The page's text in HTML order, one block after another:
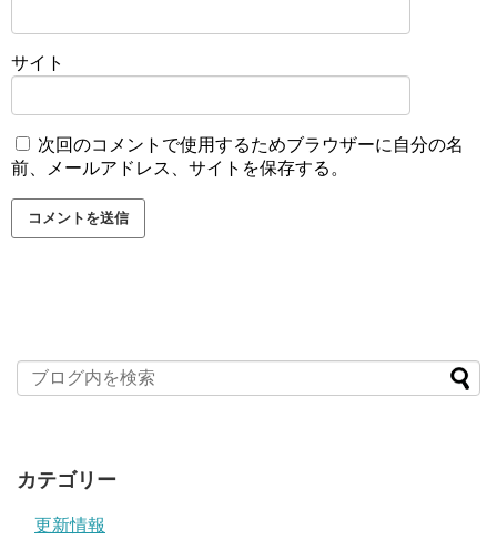
サイト
次回のコメントで使用するためブラウザーに自分の名
前、メールアドレス、サイトを保存する。
カテゴリー
更新情報